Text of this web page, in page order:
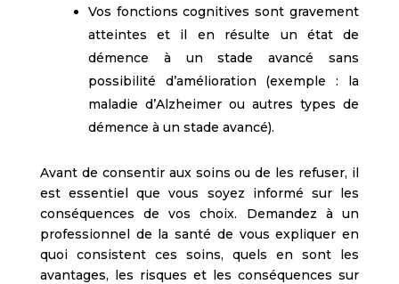
Vos fonctions cognitives sont gravement
atteintes et il en résulte un état de
démence à un stade avancé sans
possibilité d’amélioration (exemple : la
maladie d’Alzheimer ou autres types de
démence à un stade avancé).
Avant de consentir aux soins ou de les refuser, il
est essentiel que vous soyez informé sur les
conséquences de vos choix. Demandez à un
professionnel de la santé de vous expliquer en
quoi consistent ces soins, quels en sont les
avantages, les risques et les conséquences sur